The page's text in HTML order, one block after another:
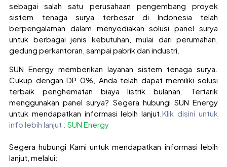
sebagai salah satu perusahaan pengembang proyek
sistem tenaga surya terbesar di Indonesia telah
berpengalaman dalam menyediakan solusi panel surya
untuk berbagai jenis kebutuhan, mulai dari perumahan,
gedung perkantoran, sampai pabrik dan industri.
SUN Energy memberikan layanan sistem tenaga surya.
Cukup dengan DP 0%, Anda telah dapat memiliki solusi
terbaik penghematan biaya listrik bulanan. Tertarik
menggunakan panel surya? Segera hubungi SUN Energy
untuk mendapatkan informasi lebih lanjut.Klik disini untuk
info lebih lanjut : SUN Energy
Segera hubungi Kami untuk mendapatkan informasi lebih
lanjut, melalui: